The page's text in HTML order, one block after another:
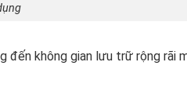
đến không gian lưu trữ rộng rãi